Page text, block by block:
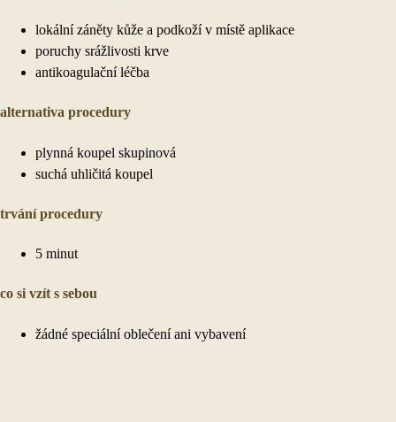
lokální záněty kůže a podkoží v místě aplikace
poruchy srážlivosti krve
antikoagulační léčba
alternativa procedury
plynná koupel skupinová
suchá uhličitá koupel
trvání procedury
5 minut
co si vzít s sebou
žádné speciální oblečení ani vybavení